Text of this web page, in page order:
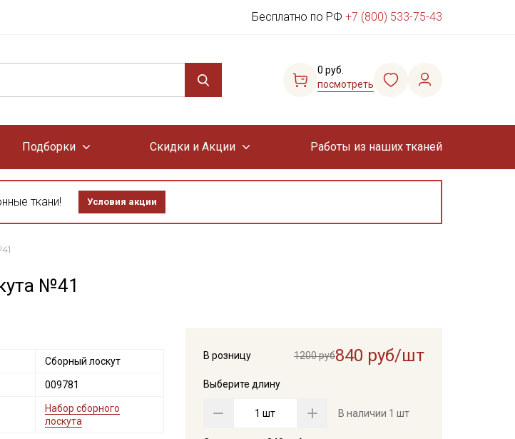
Бесплатно по РФ +7 (800) 533-75-43
0 руб.
посмотреть
Подборки Скидки и Акции Работы из наших тканей
ткани! Условия акции
№41
В розницу 1200 руб840 руб/шт
Выберите длину
шт В наличии 1 шт
Сборный лоскут
009781
Набор сборного
лоскута